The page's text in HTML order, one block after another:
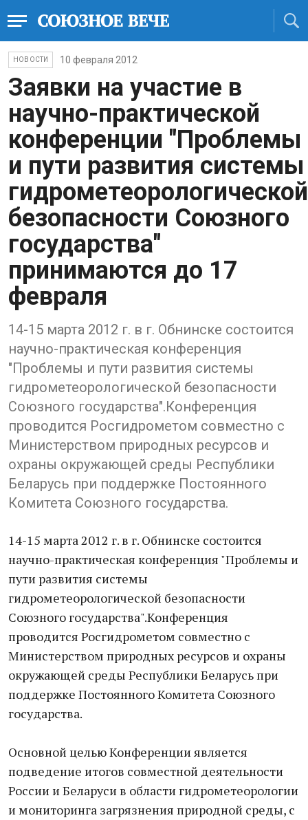
НОВОСТИ 10 февраля 2012
Заявки на участие в
научно-практической
конференции "Проблемы
и пути развития системы
гидрометеорологической
безопасности Союзного
государства"
принимаются до 17
февраля
14-15 марта 2012 г. в г. Обнинске состоится
научно-практическая конференция
"Проблемы и пути развития системы
гидрометеорологической безопасности
Союзного государства".Конференция
проводится Росгидрометом совместно с
Министерством природных ресурсов и
охраны окружающей среды Республики
Беларусь при поддержке Постоянного
Комитета Союзного государства.
14-15 марта 2012 г. в г. Обнинске состоится
научно-практическая конференция "Проблемы и
пути развития системы
гидрометеорологической безопасности
Союзного государства".Конференция
проводится Росгидрометом совместно с
Министерством природных ресурсов и охраны
окружающей среды Республики Беларусь при
поддержке Постоянного Комитета Союзного
государства.
Основной целью Конференции является
подведение итогов совместной деятельности
России и Беларуси в области гидрометеорологии
и мониторинга загрязнения природной среды, с